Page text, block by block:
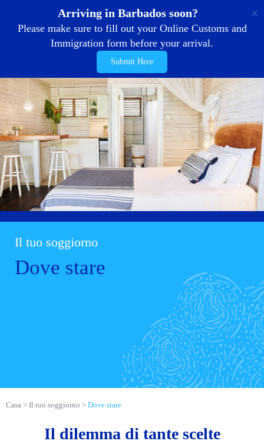
Arriving in Barbados soon?
Please make sure to fill out your Online Customs and
Immigration form before your arrival.
Submit Here
Il tuo soggiorno
Dove stare
Casa Il tuo soggiorno Dove stare
Il dilemma di tante scelte